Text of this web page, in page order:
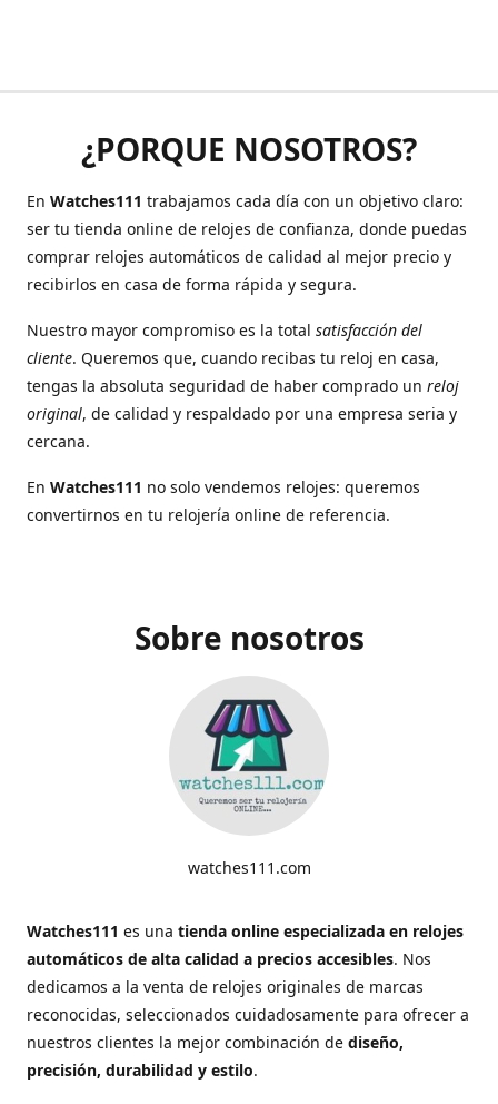
¿PORQUE NOSOTROS?
En Watches111 trabajamos cada día con un objetivo claro:
ser tu tienda online de relojes de confianza, donde puedas
comprar relojes automáticos de calidad al mejor precio y
recibirlos en casa de forma rápida y segura.
Nuestro mayor compromiso es la total satisfacción del
cliente. Queremos que, cuando recibas tu reloj en casa,
tengas la absoluta seguridad de haber comprado un reloj
original, de calidad y respaldado por una empresa seria y
cercana.
En Watches111 no solo vendemos relojes: queremos
convertirnos en tu relojería online de referencia.
Sobre nosotros
watches111.com
Watches111 es una tienda online especializada en relojes
automáticos de alta calidad a precios accesibles. Nos
dedicamos a la venta de relojes originales de marcas
reconocidas, seleccionados cuidadosamente para ofrecer a
nuestros clientes la mejor combinación de diseño,
precisión, durabilidad y estilo.